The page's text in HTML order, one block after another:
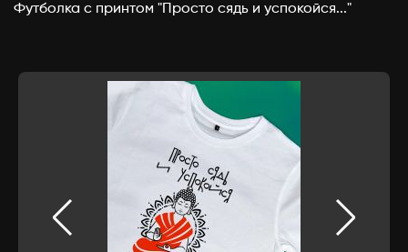
Футболка с принтом "Просто сядь и успокойся..."